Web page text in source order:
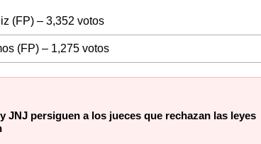
(FP) – 3,352 votos
(FP) – 1,275 votos
JNJ persiguen a los jueces que rechazan las leyes